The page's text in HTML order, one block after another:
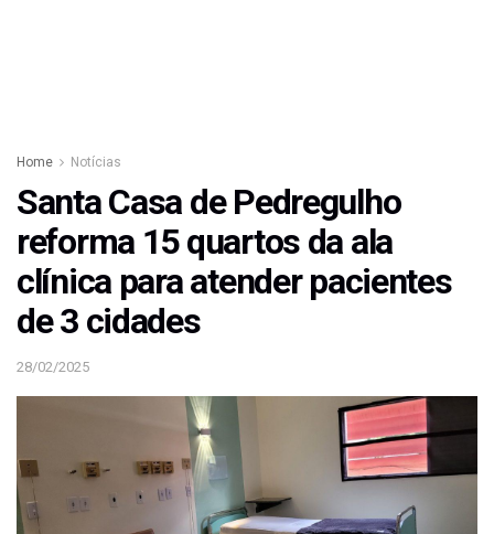
Home Notícias
Santa Casa de Pedregulho
reforma 15 quartos da ala
clínica para atender pacientes
de 3 cidades
28/02/2025